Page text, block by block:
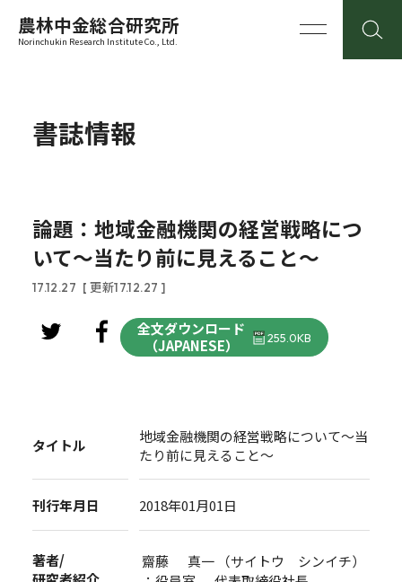
農林中金総合研究所
Norinchukin Research Institute Co., Ltd.
書誌情報
論題：地域金融機関の経営戦略につ
いて～当たり前に見えること～
17.12.27 [ 更新17.12.27 ]
全文ダウンロード
（JAPANESE）
255.0KB
タイトル
地域金融機関の経営戦略について～当
たり前に見えること～
刊行年月日 2018年01月01日
著者/
齋藤 真一 （サイトウ シンイチ）